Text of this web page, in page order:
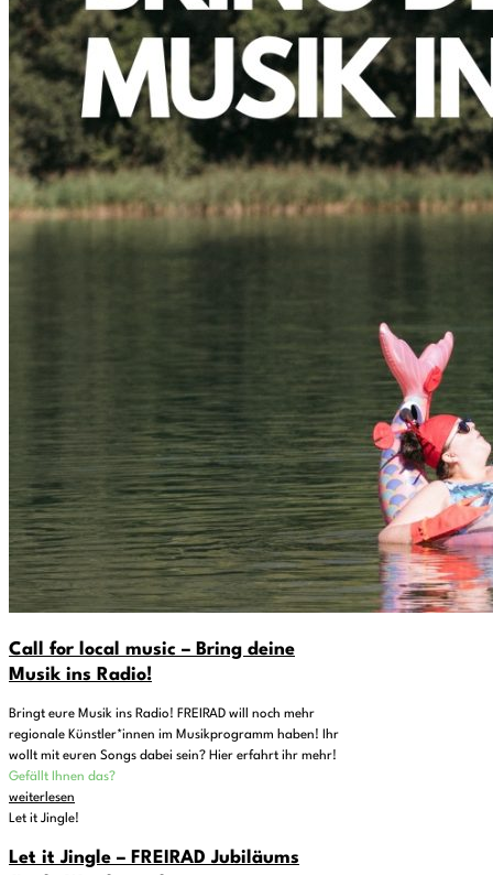
Call for local music – Bring deine
Musik ins Radio!
Bringt eure Musik ins Radio! FREIRAD will noch mehr
regionale Künstler*innen im Musikprogramm haben! Ihr
wollt mit euren Songs dabei sein? Hier erfahrt ihr mehr!
Gefällt Ihnen das?
weiterlesen
Let it Jingle!
Let it Jingle – FREIRAD Jubiläums